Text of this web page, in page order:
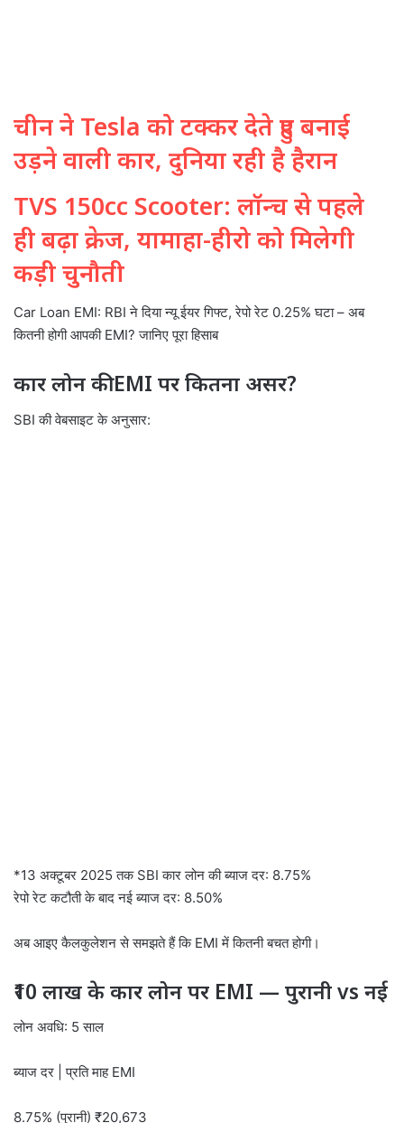
चीन ने Tesla को टक्कर देते हुए बनाई
उड़ने वाली कार, दुनिया रही है हैरान
TVS 150cc Scooter: लॉन्च से पहले
ही बढ़ा क्रेज, यामाहा-हीरो को मिलेगी
कड़ी चुनौती
Car Loan EMI: RBI ने दिया न्यू ईयर गिफ्ट, रेपो रेट 0.25% घटा – अब
कितनी होगी आपकी EMI? जानिए पूरा हिसाब
कार लोन की EMI पर कितना असर?
SBI की वेबसाइट के अनुसार:
*13 अक्टूबर 2025 तक SBI कार लोन की ब्याज दर: 8.75%
रेपो रेट कटौती के बाद नई ब्याज दर: 8.50%
अब आइए कैलकुलेशन से समझते हैं कि EMI में कितनी बचत होगी।
₹10 लाख के कार लोन पर EMI — पुरानी vs नई
लोन अवधि: 5 साल
ब्याज दर | प्रति माह EMI
8.75% (पुरानी) ₹20,673